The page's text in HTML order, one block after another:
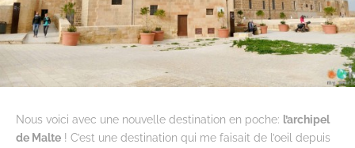
Nous voici avec une nouvelle destination en poche: l’archipel
de Malte ! C’est une destination qui me faisait de l’oeil depuis